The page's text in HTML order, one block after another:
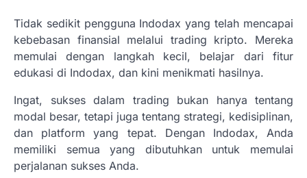
Tidak sedikit pengguna Indodax yang telah mencapai
kebebasan finansial melalui trading kripto. Mereka
memulai dengan langkah kecil, belajar dari fitur
edukasi di Indodax, dan kini menikmati hasilnya.
Ingat, sukses dalam trading bukan hanya tentang
modal besar, tetapi juga tentang strategi, kedisiplinan,
dan platform yang tepat. Dengan Indodax, Anda
memiliki semua yang dibutuhkan untuk memulai
perjalanan sukses Anda.